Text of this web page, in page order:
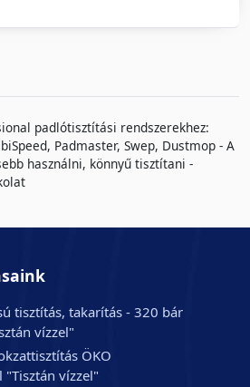
padlótisztítási rendszerekhez:
Padmaster, Swep, Dustmop - A
használni, könnyű tisztítani -
tisztítás, takarítás - 320 bár
vízzel"
ÖKO
vízzel"